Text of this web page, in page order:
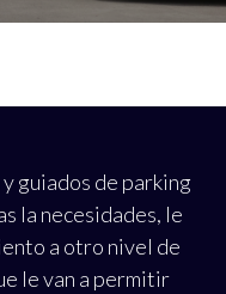
guiados de parking
la necesidades, le
a otro nivel de
le van a permitir